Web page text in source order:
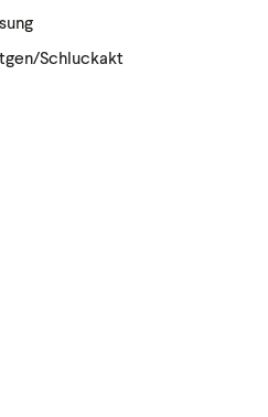
Schluckakt